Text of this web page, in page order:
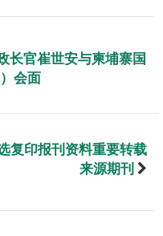
长官崔世安与柬埔寨国
会面
复印报刊资料重要转载
来源期刊